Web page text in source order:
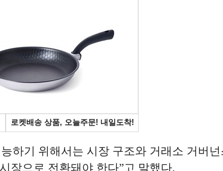
하기 위해서는 시장 구조와 거래소 거버
장으로 전환돼야 한다”고 말했다.